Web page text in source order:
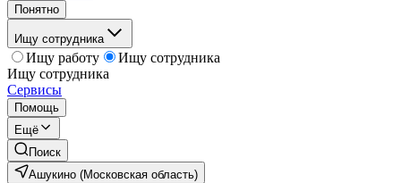
Понятно
Ищу сотрудника
Ищу работу
Ищу сотрудника
Ищу сотрудника
Сервисы
Помощь
Ещё
Поиск
Ашукино (Московская область)